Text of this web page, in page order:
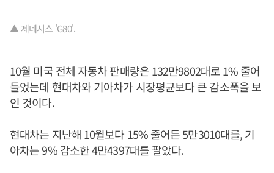
▲ 제네시스 'G80'.
10월 미국 전체 자동차 판매량은 132만9802대로 1% 줄어
들었는데 현대차와 기아차가 시장평균보다 큰 감소폭을 보
인 것이다.
현대차는 지난해 10월보다 15% 줄어든 5만3010대를, 기
아차는 9% 감소한 4만4397대를 팔았다.